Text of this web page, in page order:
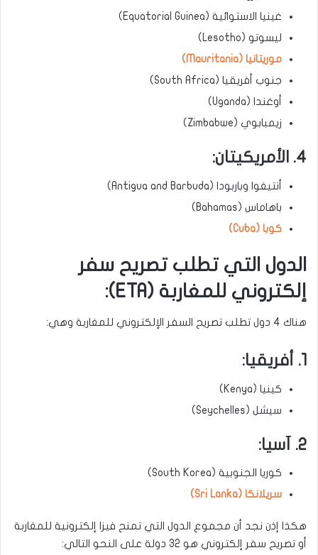
غينيا الاستوائية (Equatorial Guinea)
ليسوتو (Lesotho)
موريتانيا (Mauritania)
جنوب أفريقيا (South Africa)
أوغندا (Uganda)
زيمبابوي (Zimbabwe)
4. الأمريكيتان:
أنتيغوا وباربودا (Antigua and Barbuda)
باهاماس (Bahamas)
كوبا (Cuba)
الدول التي تطلب تصريح سفر
إلكتروني للمغاربة (ETA):
هناك 4 دول تطلب تصريح السفر الإلكتروني للمغاربة وهي:
1. أفريقيا:
كينيا (Kenya)
سيشل (Seychelles)
2. آسيا:
كوريا الجنوبية (South Korea)
سريلانكا (Sri Lanka)
هكذا إذن نجد أن مجموع الدول التي تمنح فيزا إلكترونية للمغاربة
أو تصريح سفر إلكتروني هو 32 دولة على النحو التالي: